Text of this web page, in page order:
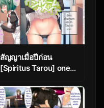
สัญญาเมื่อปีก่อน
[Spiritus Tarou] one